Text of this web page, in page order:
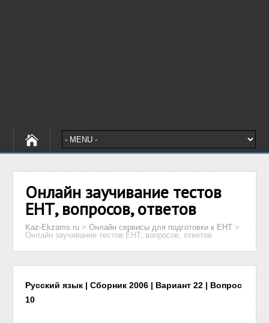
Онлайн заучивание тестов
ЕНТ, вопросов, ответов
Kaz-Ekzams.ru >Онлайн сервисы для подготовки к ЕНТ >
Онлайн заучивание тестов ЕНТ, вопросов, ответов
Русский язык | Сборник 2006 | Вариант 22 | Вопрос
10